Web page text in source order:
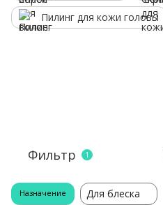
Пилинг для кожи головы
Фильтр 1
Назначение Для блеска